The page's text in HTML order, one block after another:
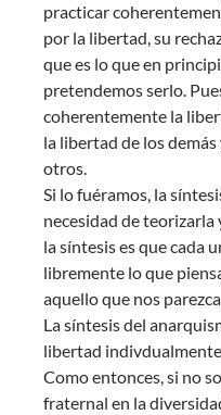
practicar
por la libertad, su
que es lo que en
pretendemos serlo.
coherentemente la
la libertad de los
otros.
Si lo fuéramos, la
necesidad de
la síntesis es que cada
libremente lo que
aquello que nos
La síntesis del
libertad
Como entonces, si no
fraternal en la